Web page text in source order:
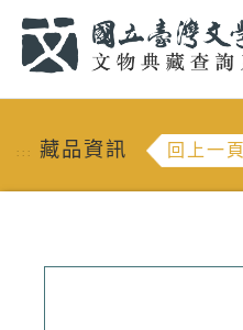
::: 藏品資訊 回上一頁